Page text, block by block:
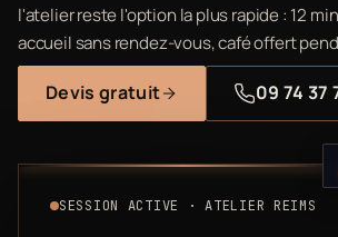
l'atelier reste l'option la plus rapide : 12
accueil sans rendez-vous, café offert
Devis gratuit 09 74 37
SESSION ACTIVE · ATELIER REIMS